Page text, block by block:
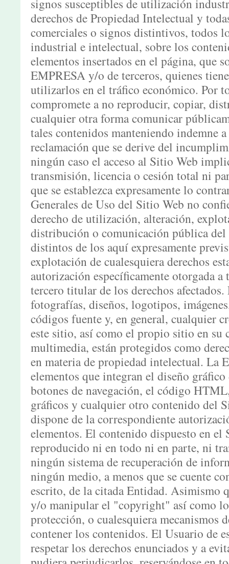
signos susceptibles de utilización
derechos de Propiedad Intelectual y
comerciales o signos distintivos, todos
industrial e intelectual, sobre los
elementos insertados en el página, que
EMPRESA y/o de terceros, quienes
utilizarlos en el tráfico económico. Por
compromete a no reproducir, copiar,
cualquier otra forma comunicar
tales contenidos manteniendo indemne
reclamación que se derive del
ningún caso el acceso al Sitio Web
transmisión, licencia o cesión total ni
que se establezca expresamente lo
Generales de Uso del Sitio Web no
derecho de utilización, alteración,
distribución o comunicación pública
distintos de los aquí expresamente
explotación de cualesquiera derechos
autorización específicamente otorgada
tercero titular de los derechos
fotografías, diseños, logotipos,
códigos fuente y, en general, cualquier
este sitio, así como el propio sitio en
multimedia, están protegidos como
en materia de propiedad intelectual. La
elementos que integran el diseño
botones de navegación, el código
gráficos y cualquier otro contenido del
dispone de la correspondiente
elementos. El contenido dispuesto en el
reproducido ni en todo ni en parte, ni
ningún sistema de recuperación de
ningún medio, a menos que se cuente
escrito, de la citada Entidad.
y/o manipular el "copyright" así como
protección, o cualesquiera mecanismos
contener los contenidos. El Usuario de
respetar los derechos enunciados y a